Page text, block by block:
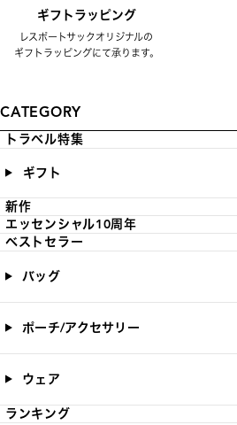
ギフトラッピング
レスポートサックオリジナルの
ギフトラッピングにて承ります。
CATEGORY
トラベル特集
ギフト
新作
エッセンシャル10周年
ベストセラー
バッグ
ポーチ/アクセサリー
ウェア
ランキング